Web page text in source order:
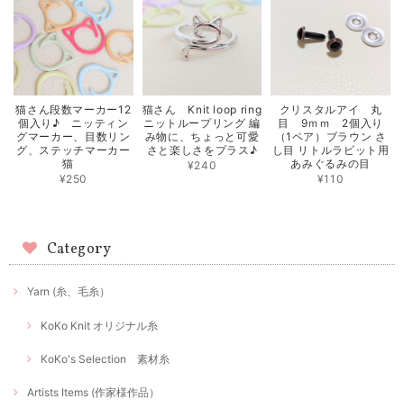
猫さん段数マーカー12
個入り♪ ニッティン
グマーカー、目数リン
グ、ステッチマーカー
猫
¥250
猫さん Knit loop ring
ニットループリング 編
み物に、ちょっと可愛
さと楽しさをプラス♪
¥240
クリスタルアイ 丸
目 9ｍｍ 2個入り
（1ペア）ブラウン さ
し目 リトルラビット用
あみぐるみの目
¥110
Category
Yarn (糸、毛糸）
KoKo Knit オリジナル糸
KoKo's Selection 素材糸
Artists Items (作家様作品）